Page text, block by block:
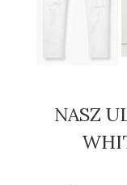
NASZ